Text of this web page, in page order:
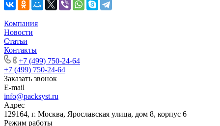
Компания
Новости
Статьи
Контакты
+7 (499) 750-24-64
+7 (499) 750-24-64
Заказать звонок
E-mail
info@packsyst.ru
Адрес
129164, г. Москва, Ярославская улица, дом 8, корпус 6
Режим работы